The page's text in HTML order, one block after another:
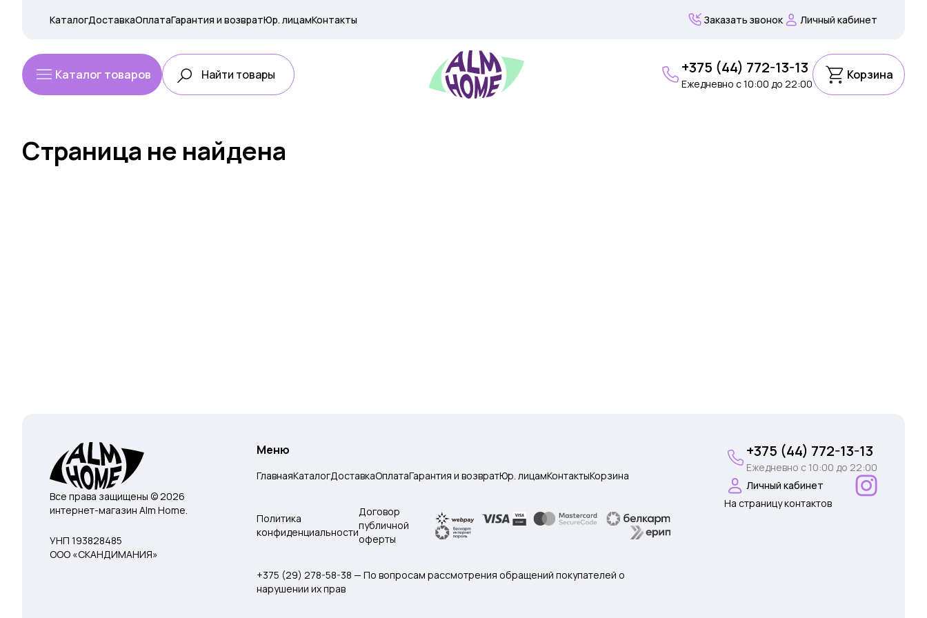
КаталогДоставкаОплатаГарантия и возвратЮр. лицамКонтакты Заказать звонок Личный кабинет
Каталог товаров +375 (44) 772-13-13
Ежедневно c 10:00 до 22:00
Корзина
Страница не найдена
Все права защищены © 2026
интернет-магазин Alm Home.
УНП 193828485
ООО «СКАНДИМАНИЯ»
Меню
ГлавнаяКаталогДоставкаОплатаГарантия и возвратЮр. лицамКонтактыКорзина
Политика
конфиденциальности
Договор
публичной
оферты
+375 (29) 278-58-38 — По вопросам рассмотрения обращений покупателей о
нарушении их прав
+375 (44) 772-13-13
Ежедневно c 10:00 до 22:00
Личный кабинет
На страницу контактов